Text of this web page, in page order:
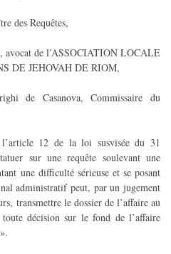
des Requêtes,
de l’ASSOCIATION LOCALE
DE JEHOVAH DE RIOM,
de Casanova, Commissaire du
12 de la loi susvisée du 31
sur une requête soulevant une
une difficulté sérieuse et se posant
administratif peut, par un jugement
transmettre le dossier de l’affaire au
décision sur le fond de l’affaire